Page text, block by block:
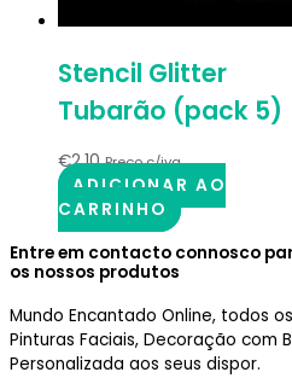
Stencil Glitter
Tubarão (pack 5)
€2.10 Preço c/iva
ADICIONAR AO
CARRINHO
Entre em contacto connosco
os nossos produtos
Mundo Encantado Online, todos
Pinturas Faciais, Decoração com
Personalizada aos seus dispor.